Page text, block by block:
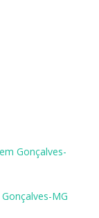
Gonçalves-
MG